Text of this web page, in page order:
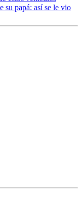
su papá: así se le vio